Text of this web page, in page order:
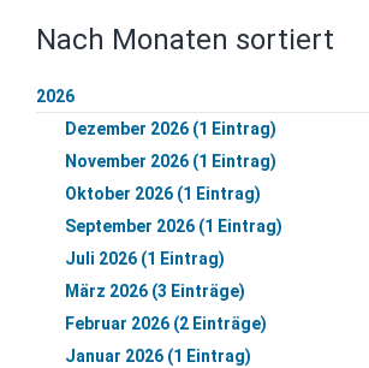
Nach Monaten sortiert
2026
Dezember 2026 (1 Eintrag)
November 2026 (1 Eintrag)
Oktober 2026 (1 Eintrag)
September 2026 (1 Eintrag)
Juli 2026 (1 Eintrag)
März 2026 (3 Einträge)
Februar 2026 (2 Einträge)
Januar 2026 (1 Eintrag)